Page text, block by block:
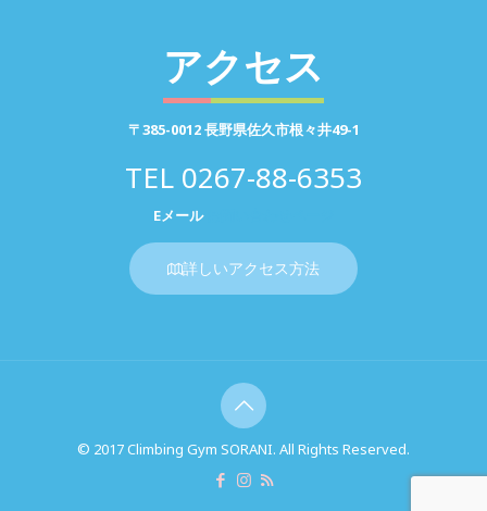
アクセス
〒385-0012 長野県佐久市根々井49-1
TEL 0267-88-6353
Eメール
詳しいアクセス方法
© 2017 Climbing Gym SORANI. All Rights Reserved.